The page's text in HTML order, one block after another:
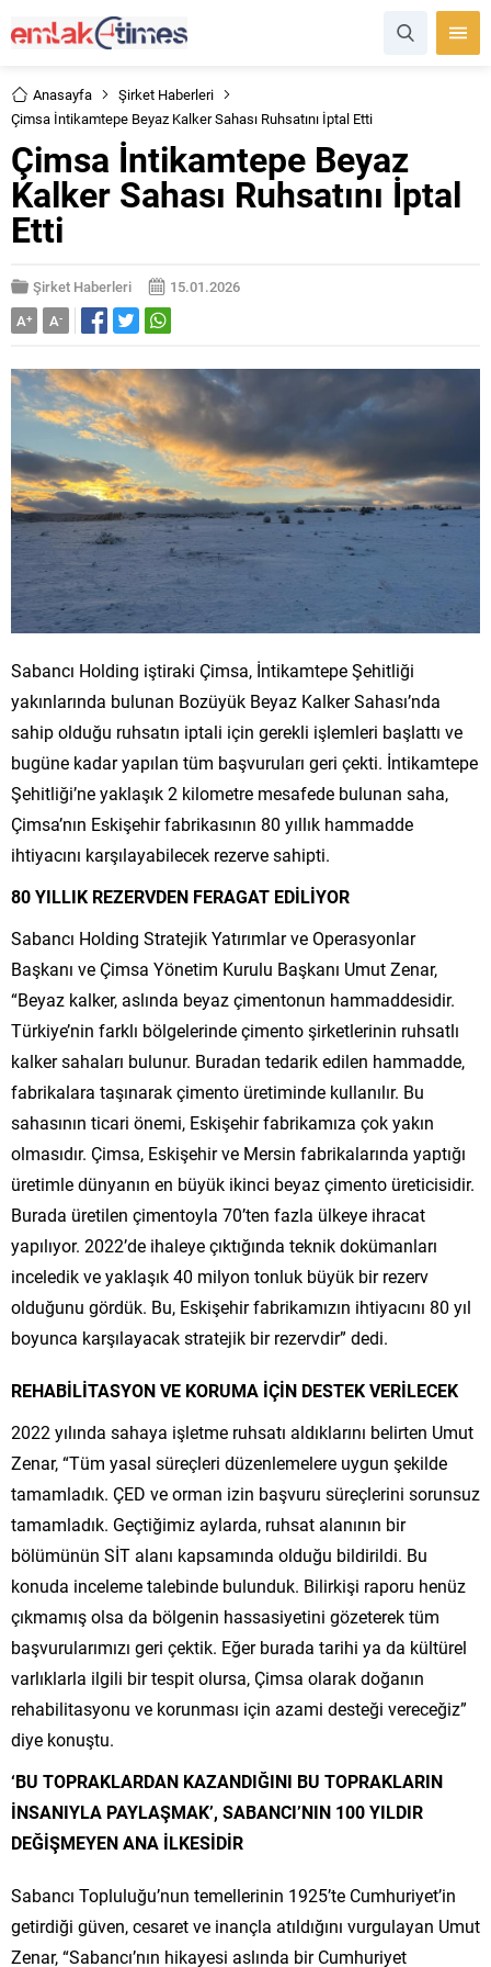
Anasayfa
Şirket Haberleri
Çimsa İntikamtepe Beyaz Kalker Sahası Ruhsatını İptal Etti
Çimsa İntikamtepe Beyaz
Kalker Sahası Ruhsatını İptal
Etti
Şirket Haberleri
15.01.2026
A+ A-
Sabancı Holding iştiraki Çimsa, İntikamtepe Şehitliği
yakınlarında bulunan Bozüyük Beyaz Kalker Sahası’nda
sahip olduğu ruhsatın iptali için gerekli işlemleri başlattı ve
bugüne kadar yapılan tüm başvuruları geri çekti. İntikamtepe
Şehitliği’ne yaklaşık 2 kilometre mesafede bulunan saha,
Çimsa’nın Eskişehir fabrikasının 80 yıllık hammadde
ihtiyacını karşılayabilecek rezerve sahipti.
80 YILLIK REZERVDEN FERAGAT EDİLİYOR
Sabancı Holding Stratejik Yatırımlar ve Operasyonlar
Başkanı ve Çimsa Yönetim Kurulu Başkanı Umut Zenar,
“Beyaz kalker, aslında beyaz çimentonun hammaddesidir.
Türkiye’nin farklı bölgelerinde çimento şirketlerinin ruhsatlı
kalker sahaları bulunur. Buradan tedarik edilen hammadde,
fabrikalara taşınarak çimento üretiminde kullanılır. Bu
sahasının ticari önemi, Eskişehir fabrikamıza çok yakın
olmasıdır. Çimsa, Eskişehir ve Mersin fabrikalarında yaptığı
üretimle dünyanın en büyük ikinci beyaz çimento üreticisidir.
Burada üretilen çimentoyla 70’ten fazla ülkeye ihracat
yapılıyor. 2022’de ihaleye çıktığında teknik dokümanları
inceledik ve yaklaşık 40 milyon tonluk büyük bir rezerv
olduğunu gördük. Bu, Eskişehir fabrikamızın ihtiyacını 80 yıl
boyunca karşılayacak stratejik bir rezervdir” dedi.
REHABİLİTASYON VE KORUMA İÇİN DESTEK VERİLECEK
2022 yılında sahaya işletme ruhsatı aldıklarını belirten Umut
Zenar, “Tüm yasal süreçleri düzenlemelere uygun şekilde
tamamladık. ÇED ve orman izin başvuru süreçlerini sorunsuz
tamamladık. Geçtiğimiz aylarda, ruhsat alanının bir
bölümünün SİT alanı kapsamında olduğu bildirildi. Bu
konuda inceleme talebinde bulunduk. Bilirkişi raporu henüz
çıkmamış olsa da bölgenin hassasiyetini gözeterek tüm
başvurularımızı geri çektik. Eğer burada tarihi ya da kültürel
varlıklarla ilgili bir tespit olursa, Çimsa olarak doğanın
rehabilitasyonu ve korunması için azami desteği vereceğiz”
diye konuştu.
‘BU TOPRAKLARDAN KAZANDIĞINI BU TOPRAKLARIN
İNSANIYLA PAYLAŞMAK’, SABANCI’NIN 100 YILDIR
DEĞİŞMEYEN ANA İLKESİDİR
Sabancı Topluluğu’nun temellerinin 1925’te Cumhuriyet’in
getirdiği güven, cesaret ve inançla atıldığını vurgulayan Umut
Zenar, “Sabancı’nın hikayesi aslında bir Cumhuriyet